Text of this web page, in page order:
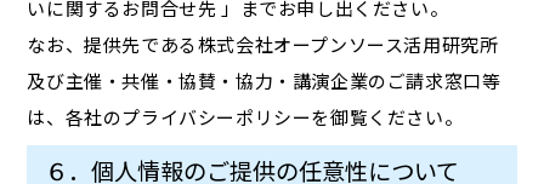
いに関するお問合せ先 」までお申し出ください。
なお、提供先である株式会社オープンソース活用研究所
及び主催・共催・協賛・協力・講演企業のご請求窓口等
は、各社のプライバシーポリシーを御覧ください。
６．個人情報のご提供の任意性について